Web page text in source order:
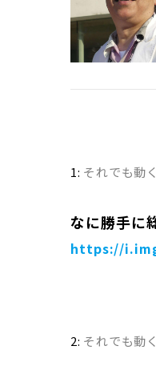
1: それでも動
なに勝手に
https://
2: それでも動